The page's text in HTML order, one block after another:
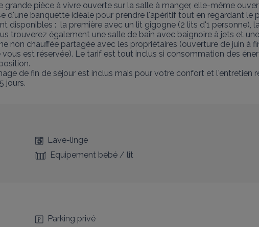
pièce à vivre ouverte sur la salle à manger, elle-même
d'une banquette idéale pour prendre l'apéritif tout en regardant le
disponibles :  la première avec un lit gigogne (2 lits d'1 personne),
trouverez également une salle de bain avec baignoire à jets et
non chauffée partagée avec les propriétaires (ouverture de juin à
est réservée). Le tarif est tout inclus si consommation des
de fin de séjour est inclus mais pour votre confort et l'entretien
jours.
Lave-linge
Equipement bébé / lit
Parking privé